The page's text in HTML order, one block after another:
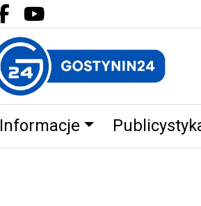
Facebook.com
Youtube.com
Informacje